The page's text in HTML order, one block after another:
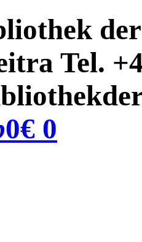
Tel.
0€ 0